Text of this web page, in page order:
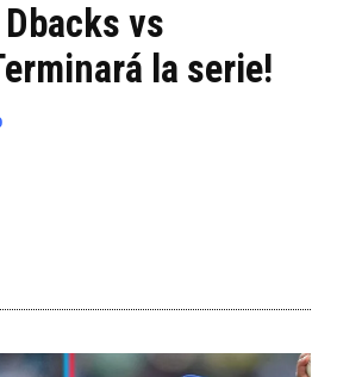
vs
la serie!